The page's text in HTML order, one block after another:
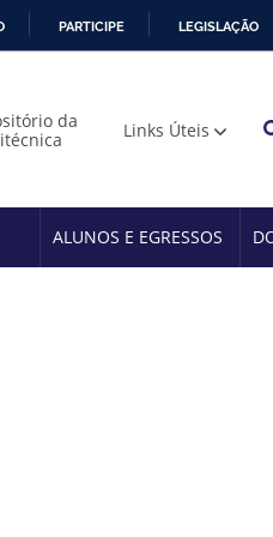
PARTICIPE LEGISLAÇÃO
da
Links Úteis
ALUNOS E EGRESSOS